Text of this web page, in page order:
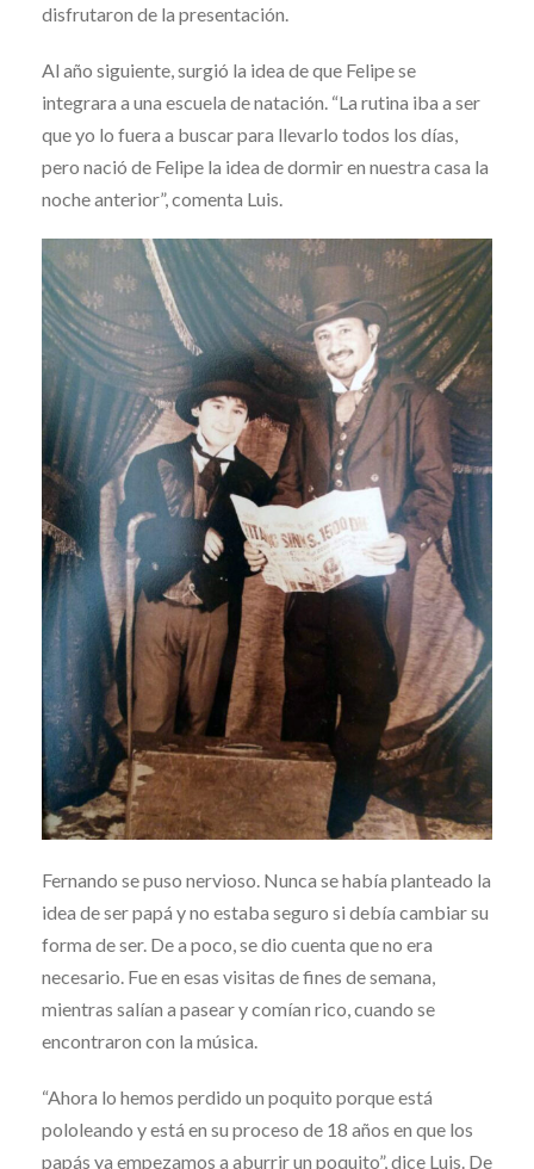
disfrutaron de la presentación.
Al año siguiente, surgió la idea de que Felipe se
integrara a una escuela de natación. “La rutina iba a ser
que yo lo fuera a buscar para llevarlo todos los días,
pero nació de Felipe la idea de dormir en nuestra casa la
noche anterior”, comenta Luis.
Fernando se puso nervioso. Nunca se había planteado la
idea de ser papá y no estaba seguro si debía cambiar su
forma de ser. De a poco, se dio cuenta que no era
necesario. Fue en esas visitas de fines de semana,
mientras salían a pasear y comían rico, cuando se
encontraron con la música.
“Ahora lo hemos perdido un poquito porque está
pololeando y está en su proceso de 18 años en que los
papás ya empezamos a aburrir un poquito”, dice Luis. De